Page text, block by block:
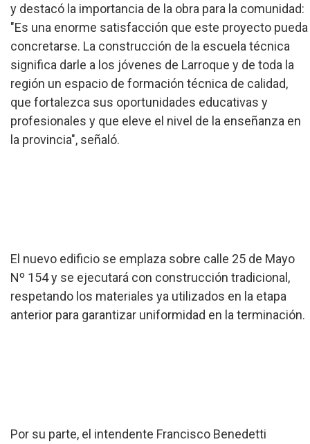
y destacó la importancia de la obra para la comunidad:
"Es una enorme satisfacción que este proyecto pueda
concretarse. La construcción de la escuela técnica
significa darle a los jóvenes de Larroque y de toda la
región un espacio de formación técnica de calidad,
que fortalezca sus oportunidades educativas y
profesionales y que eleve el nivel de la enseñanza en
la provincia", señaló.
El nuevo edificio se emplaza sobre calle 25 de Mayo
Nº 154 y se ejecutará con construcción tradicional,
respetando los materiales ya utilizados en la etapa
anterior para garantizar uniformidad en la terminación.
Por su parte, el intendente Francisco Benedetti